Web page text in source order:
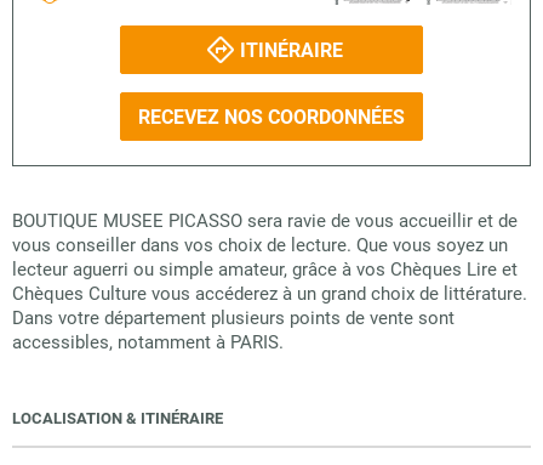
ITINÉRAIRE
RECEVEZ NOS COORDONNÉES
BOUTIQUE MUSEE PICASSO sera ravie de vous accueillir et de
vous conseiller dans vos choix de lecture. Que vous soyez un
lecteur aguerri ou simple amateur, grâce à vos Chèques Lire et
Chèques Culture vous accéderez à un grand choix de littérature.
Dans votre département plusieurs points de vente sont
accessibles, notamment à PARIS.
LOCALISATION & ITINÉRAIRE